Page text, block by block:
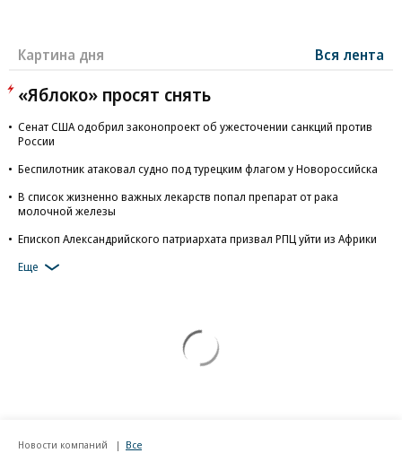
Картина дня Вся лента
«Яблоко» просят снять
Сенат США одобрил законопроект об ужесточении санкций против
России
Беспилотник атаковал судно под турецким флагом у Новороссийска
В список жизненно важных лекарств попал препарат от рака
молочной железы
Епископ Александрийского патриархата призвал РПЦ уйти из Африки
Еще
Новости компаний Все